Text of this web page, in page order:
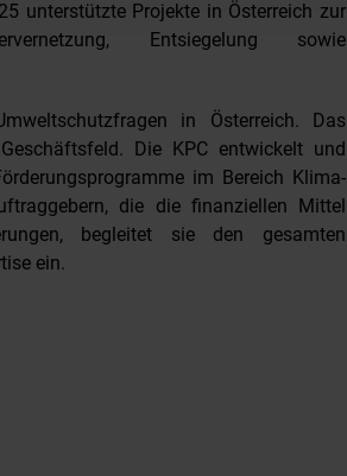
unterstützte Projekte in Österreich zur
Entsiegelung sowie
in Österreich. Das
Die KPC entwickelt und
im Bereich Klima-
die die finanziellen Mittel
begleitet sie den gesamten
ein.